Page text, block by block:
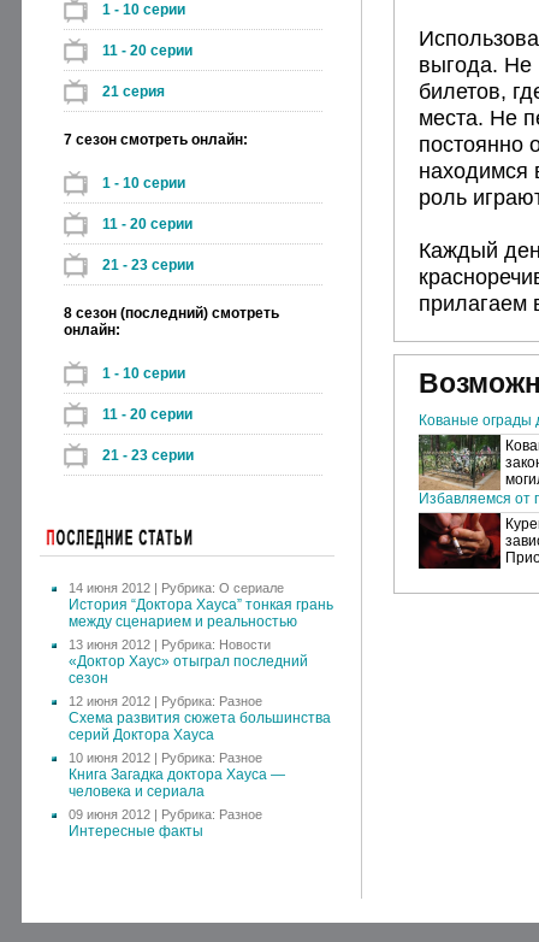
1 - 10 серии
11 - 20 серии
21 серия
7 сезон смотреть онлайн:
1 - 10 серии
11 - 20 серии
21 - 23 серии
8 сезон (последний) смотреть
онлайн:
1 - 10 серии
11 - 20 серии
21 - 23 серии
14 июня 2012 | Рубрика: О сериале
История “Доктора Хауса” тонкая грань
между сценарием и реальностью
13 июня 2012 | Рубрика: Новости
«Доктор Хаус» отыграл последний
сезон
12 июня 2012 | Рубрика: Разное
Схема развития сюжета большинства
серий Доктора Хауса
10 июня 2012 | Рубрика: Разное
Книга Загадка доктора Хауса —
человека и сериала
09 июня 2012 | Рубрика: Разное
Интересные факты
выгода. Не
билетов,
места. Не
постоянно
находимся
роль
Каждый
прилагаем
Кованые ограды
Избавляемся от